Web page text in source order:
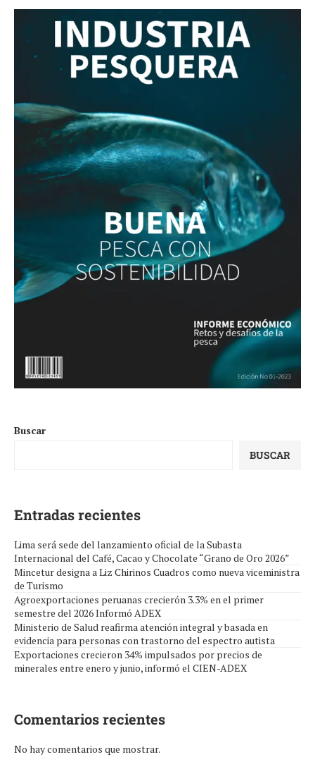
Buscar
BUSCAR
Entradas recientes
Lima será sede del lanzamiento oficial de la Subasta
Internacional del Café, Cacao y Chocolate “Grano de Oro 2026”
Mincetur designa a Liz Chirinos Cuadros como nueva viceministra
de Turismo
Agroexportaciones peruanas crecierón 3.3% en el primer
semestre del 2026 Informó ADEX
Ministerio de Salud reafirma atención integral y basada en
evidencia para personas con trastorno del espectro autista
Exportaciones crecieron 34% impulsados por precios de
minerales entre enero y junio, informó el CIEN-ADEX
Comentarios recientes
No hay comentarios que mostrar.